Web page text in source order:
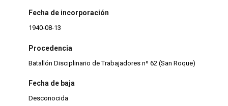
Fecha de incorporación
1940-08-13
Procedencia
Batallón Disciplinario de Trabajadores nº 62 (San Roque)
Fecha de baja
Desconocida